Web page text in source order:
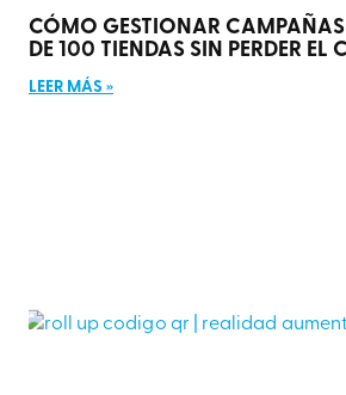
CÓMO GESTIONAR CAMPAÑAS
DE 100 TIENDAS SIN PERDER EL
LEER MÁS »